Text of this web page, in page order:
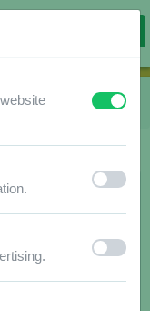
off on
off on
off on